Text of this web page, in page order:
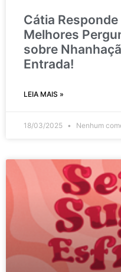
Cátia
Melhores
sobre
Entrada!
LEIA MAIS »
18/03/2025 Nenhum